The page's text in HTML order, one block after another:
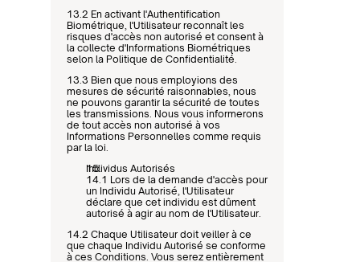
13.2 En activant l'Authentification
Biométrique, l'Utilisateur reconnaît les
risques d'accès non autorisé et consent à
la collecte d'Informations Biométriques
selon la Politique de Confidentialité.
13.3 Bien que nous employions des
mesures de sécurité raisonnables, nous
ne pouvons garantir la sécurité de toutes
les transmissions. Nous vous informerons
de tout accès non autorisé à vos
Informations Personnelles comme requis
par la loi.
Individus Autorisés
14.1 Lors de la demande d'accès pour
un Individu Autorisé, l'Utilisateur
déclare que cet individu est dûment
autorisé à agir au nom de l'Utilisateur.
14.2 Chaque Utilisateur doit veiller à ce
que chaque Individu Autorisé se conforme
à ces Conditions. Vous serez entièrement